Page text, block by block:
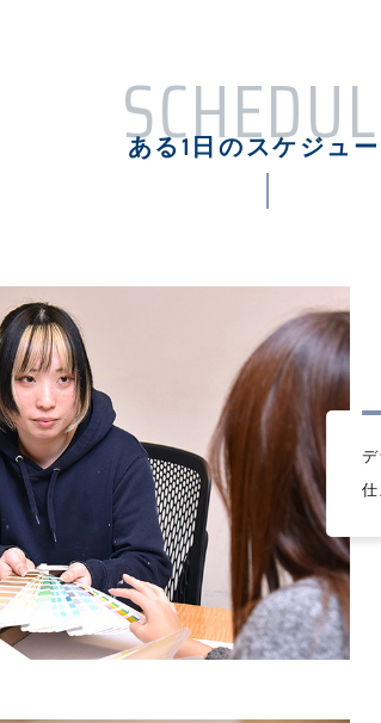
ある1日のスケジュ